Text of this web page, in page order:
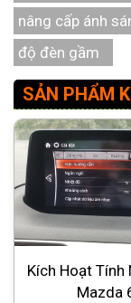
nâng cấp ánh
độ đèn gầm
SẢN PHẨM
Kích Hoạt Tính
Mazda